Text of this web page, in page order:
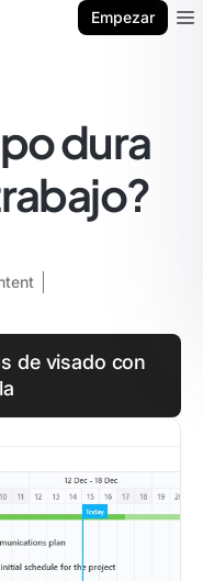
Empezar
dura
de visado con